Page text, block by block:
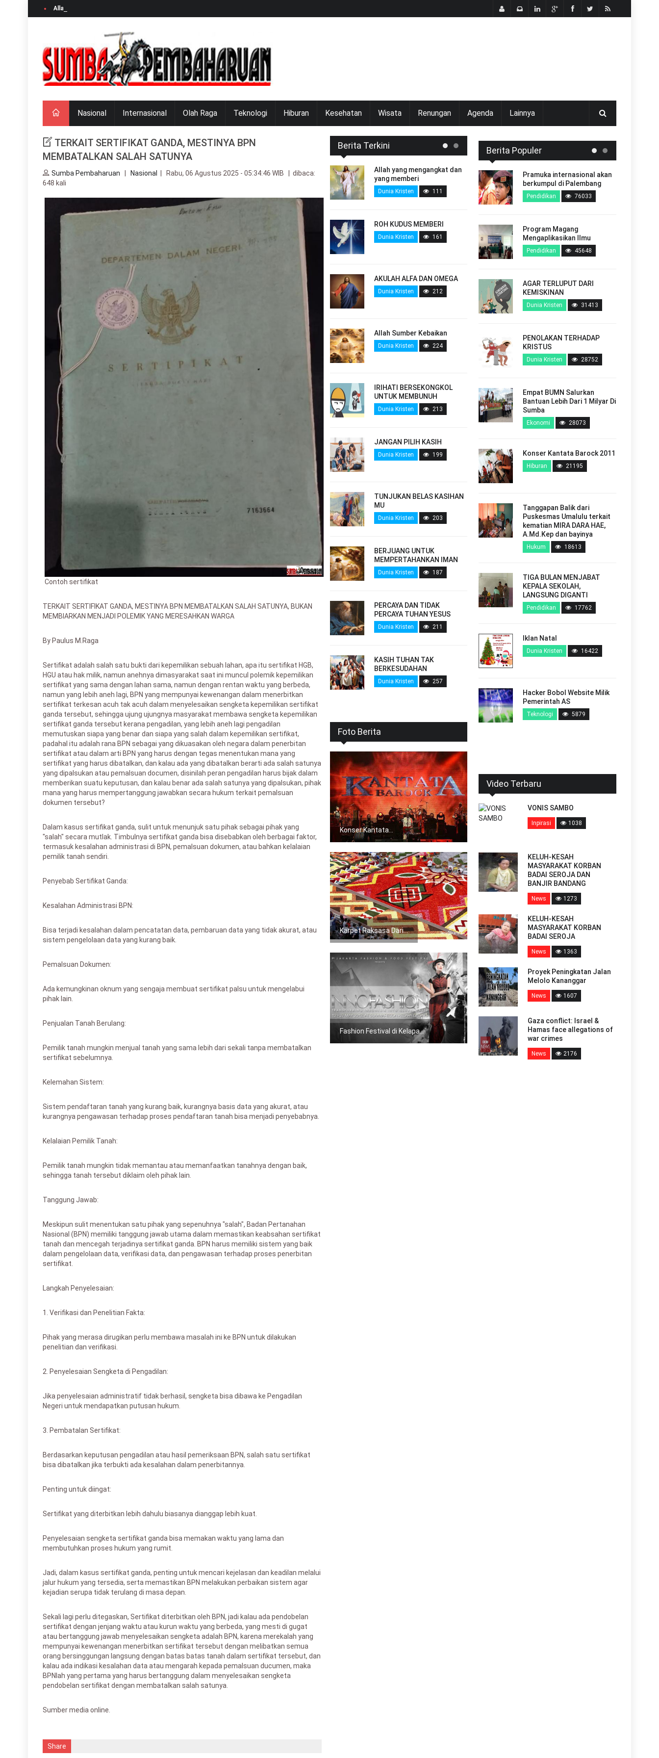
Allah yang mengangkat dan yang memberi
Nasional Internasional Olah Raga Teknologi Hiburan Kesehatan Wisata Renungan Agenda Lainnya
TERKAIT SERTIFIKAT GANDA, MESTINYA BPN
MEMBATALKAN SALAH SATUNYA
Sumba Pembaharuan Nasional
| Rabu, 06 Agustus 2025 - 05:34:46 WIB | dibaca:
648 kali
Contoh sertifikat
TERKAIT SERTIFIKAT GANDA, MESTINYA BPN MEMBATALKAN SALAH SATUNYA, BUKAN
MEMBIARKAN MENJADI POLEMIK YANG MERESAHKAN WARGA
By Paulus M.Raga
Sertifikat adalah salah satu bukti dari kepemilikan sebuah lahan, apa itu sertifikat HGB,
HGU atau hak milik, namun anehnya dimasyarakat saat ini muncul polemik kepemilikan
sertifikat yang sama dengan lahan sama, namun dengan rentan waktu yang berbeda,
namun yang lebih aneh lagi, BPN yang mempunyai kewenangan dalam menerbitkan
sertifikat terkesan acuh tak acuh dalam menyelesaikan sengketa kepemilikan sertifikat
ganda tersebut, sehingga ujung ujungnya masyarakat membawa sengketa kepemilikan
sertifikat ganda tersebut kerana pengadilan, yang lebih aneh lagi pengadilan
memutuskan siapa yang benar dan siapa yang salah dalam kepemilikan sertifikat,
padahal itu adalah rana BPN sebagai yang dikuasakan oleh negara dalam penerbitan
sertifikat atau dalam arti BPN yang harus dengan tegas menentukan mana yang
sertifikat yang harus dibatalkan, dan kalau ada yang dibatalkan berarti ada salah satunya
yang dipalsukan atau pemalsuan documen, disinilah peran pengadilan harus bijak dalam
memberikan suatu keputusan, dan kalau benar ada salah satunya yang dipalsukan, pihak
mana yang harus mempertanggung jawabkan secara hukum terkait pemalsuan
dokumen tersebut?
Dalam kasus sertifikat ganda, sulit untuk menunjuk satu pihak sebagai pihak yang
"salah" secara mutlak. Timbulnya sertifikat ganda bisa disebabkan oleh berbagai faktor,
termasuk kesalahan administrasi di BPN, pemalsuan dokumen, atau bahkan kelalaian
pemilik tanah sendiri.
Penyebab Sertifikat Ganda:
Kesalahan Administrasi BPN:
Bisa terjadi kesalahan dalam pencatatan data, pembaruan data yang tidak akurat, atau
sistem pengelolaan data yang kurang baik.
Pemalsuan Dokumen:
Ada kemungkinan oknum yang sengaja membuat sertifikat palsu untuk mengelabui
pihak lain.
Penjualan Tanah Berulang:
Pemilik tanah mungkin menjual tanah yang sama lebih dari sekali tanpa membatalkan
sertifikat sebelumnya.
Kelemahan Sistem:
Sistem pendaftaran tanah yang kurang baik, kurangnya basis data yang akurat, atau
kurangnya pengawasan terhadap proses pendaftaran tanah bisa menjadi penyebabnya.
Kelalaian Pemilik Tanah:
Pemilik tanah mungkin tidak memantau atau memanfaatkan tanahnya dengan baik,
sehingga tanah tersebut diklaim oleh pihak lain.
Tanggung Jawab:
Meskipun sulit menentukan satu pihak yang sepenuhnya "salah", Badan Pertanahan
Nasional (BPN) memiliki tanggung jawab utama dalam memastikan keabsahan sertifikat
tanah dan mencegah terjadinya sertifikat ganda. BPN harus memiliki sistem yang baik
dalam pengelolaan data, verifikasi data, dan pengawasan terhadap proses penerbitan
sertifikat.
Langkah Penyelesaian:
1. Verifikasi dan Penelitian Fakta:
Pihak yang merasa dirugikan perlu membawa masalah ini ke BPN untuk dilakukan
penelitian dan verifikasi.
2. Penyelesaian Sengketa di Pengadilan:
Jika penyelesaian administratif tidak berhasil, sengketa bisa dibawa ke Pengadilan
Negeri untuk mendapatkan putusan hukum.
3. Pembatalan Sertifikat:
Berdasarkan keputusan pengadilan atau hasil pemeriksaan BPN, salah satu sertifikat
bisa dibatalkan jika terbukti ada kesalahan dalam penerbitannya.
Penting untuk diingat:
Sertifikat yang diterbitkan lebih dahulu biasanya dianggap lebih kuat.
Penyelesaian sengketa sertifikat ganda bisa memakan waktu yang lama dan
membutuhkan proses hukum yang rumit.
Jadi, dalam kasus sertifikat ganda, penting untuk mencari kejelasan dan keadilan melalui
jalur hukum yang tersedia, serta memastikan BPN melakukan perbaikan sistem agar
kejadian serupa tidak terulang di masa depan.
Sekali lagi perlu ditegaskan, Sertifikat diterbitkan oleh BPN, jadi kalau ada pendobelan
sertifikat dengan jenjang waktu atau kurun waktu yang berbeda, yang mesti di gugat
atau bertanggung jawab menyelesaikan sengketa adalah BPN, karena merekalah yang
mempunyai kewenangan menerbitkan sertifikat tersebut dengan melibatkan semua
orang bersinggungan langsung dengan batas batas tanah dalam sertifikat tersebut, dan
kalau ada indikasi kesalahan data atau mengarah kepada pemalsuan ducumen, maka
BPNlah yang pertama yang harus bertanggung dalam menyelesaikan sengketa
pendobelan sertifikat dengan membatalkan salah satunya.
Sumber media online.
Share
Berita Terkini
Allah yang mengangkat dan
yang memberi
Dunia Kristen 111
ROH KUDUS MEMBERI
Dunia Kristen 161
AKULAH ALFA DAN OMEGA
Dunia Kristen 212
Allah Sumber Kebaikan
Dunia Kristen 224
IRIHATI BERSEKONGKOL
UNTUK MEMBUNUH
Dunia Kristen 213
JANGAN PILIH KASIH
Dunia Kristen 199
TUNJUKAN BELAS KASIHAN
MU
Dunia Kristen 203
BERJUANG UNTUK
MEMPERTAHANKAN IMAN
Dunia Kristen 187
PERCAYA DAN TIDAK
PERCAYA TUHAN YESUS
Dunia Kristen 211
KASIH TUHAN TAK
BERKESUDAHAN
Dunia Kristen 257
KASIH TUHAN TAK
BERKESUDAHAN
Dunia Kristen 257
KASIH YANG MENUNTUN
PADA KERENDAHAN HATI
Dunia Kristen 257
PERKATAAN DAN HATI
BERKENAN DIHADAPAN
TUHAN
Dunia Kristen 257
TUHAN KEKUATAN DAN
TERANG HIDUP MU
Dunia Kristen 257
AKSI PENGROYOKAN DI SMU
N 1 UMALULU..
Hukum 257
DAMAI SEJAHTERA BAGI
YANG PERCAYA
Dunia Kristen 257
DIJARAH, TAPI TAK
MENYERAH
Internasional 257
MEDAN MAGNET BUMI
Teknologi 257
Dunia Kristen 257
Foto Berita
Konser Kantata...
Karpet Raksasa Dari...
Fashion Festival di Kelapa...
Berita Populer
Pramuka internasional akan
berkumpul di Palembang
Pendidikan 76033
Program Magang
Mengaplikasikan Ilmu
Pendidikan 45648
AGAR TERLUPUT DARI
KEMISKINAN
Dunia Kristen 31413
PENOLAKAN TERHADAP
KRISTUS
Dunia Kristen 28752
Empat BUMN Salurkan
Bantuan Lebih Dari 1 Milyar Di
Sumba
Ekonomi 28073
Konser Kantata Barock 2011
Hiburan 21195
Tanggapan Balik dari
Puskesmas Umalulu terkait
kematian MIRA DARA HAE,
A.Md.Kep dan bayinya
Hukum 18613
TIGA BULAN MENJABAT
KEPALA SEKOLAH,
LANGSUNG DIGANTI
Pendidikan 17762
Iklan Natal
Dunia Kristen 16422
Hacker Bobol Website Milik
Pemerintah AS
Teknologi 5879
Video Terbaru
VONIS SAMBO
Inpirasi 1038
KELUH-KESAH
MASYARAKAT KORBAN
BADAI SEROJA DAN
BANJIR BANDANG
News 1273
KELUH-KESAH
MASYARAKAT KORBAN
BADAI SEROJA
News 1363
Proyek Peningkatan Jalan
Melolo Kananggar
News 1607
Gaza conflict: Israel &
Hamas face allegations of
war crimes
News 2176